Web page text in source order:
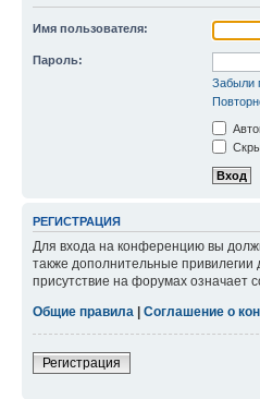
Имя пользователя:
Пароль:
Забыли
РЕГИСТРАЦИЯ
Для входа на конференцию вы
также дополнительные
присутствие на форумах означает
Общие правила
Соглашение о
Регистрация